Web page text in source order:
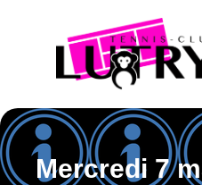
Mercredi 7